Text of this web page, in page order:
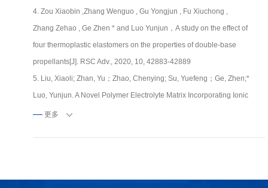
4. Zou Xiaobin ,Zhang Wenguo , Gu Yongjun , Fu Xiuchong ,
Zhang Zehao , Ge Zhen * and Luo Yunjun，A study on the effect of
four thermoplastic elastomers on the properties of double-base
propellants[J]. RSC Adv., 2020, 10, 42883-42889
5. Liu, Xiaoli; Zhan, Yu；Zhao, Chenying; Su, Yuefeng；Ge, Zhen;*
Luo, Yunjun. A Novel Polymer Electrolyte Matrix Incorporating Ionic
Liquid into Waterborne Polyurethane for Lithium-Ion Battery [J],
modified by aminoethylaminopropyl polydimethylsiloxane for
更多